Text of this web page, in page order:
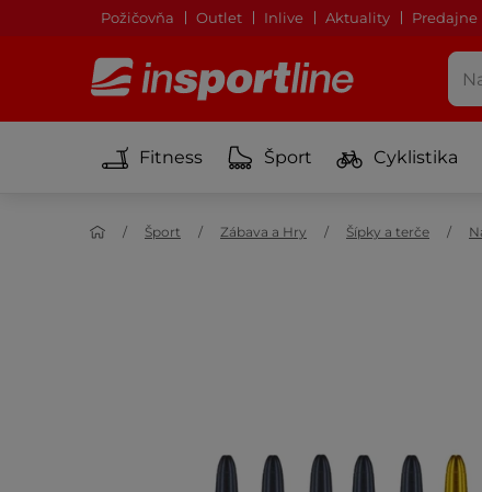
Požičovňa Outlet Inlive Aktuality Predajne
Fitness Šport Cyklistika
Šport Zábava a Hry Šípky a terče